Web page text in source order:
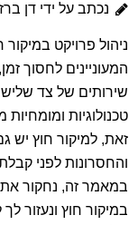
נכתב על ידי דן
ניהול פרויקט
המעוניינים לחסוך
שירותים של צד
טכנולוגיות
זאת, למיקור חוץ יש
והחסרונות לפני
במאמר זה, נחקור את
במיקור חוץ ונעזור